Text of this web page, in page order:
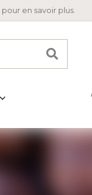
pour en savoir plus.